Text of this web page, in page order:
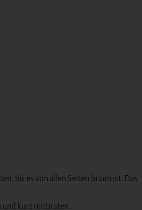
bis es von allen Seiten braun ist. Das
und kurz mitbraten.